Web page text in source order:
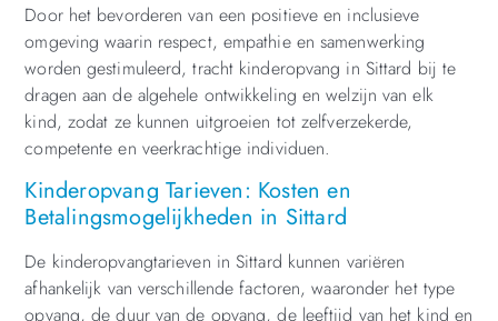
Door het bevorderen van een positieve en inclusieve
omgeving waarin respect, empathie en samenwerking
worden gestimuleerd, tracht kinderopvang in Sittard bij te
dragen aan de algehele ontwikkeling en welzijn van elk
kind, zodat ze kunnen uitgroeien tot zelfverzekerde,
competente en veerkrachtige individuen.
Kinderopvang Tarieven: Kosten en
Betalingsmogelijkheden in Sittard
De kinderopvangtarieven in Sittard kunnen variëren
afhankelijk van verschillende factoren, waaronder het type
opvang, de duur van de opvang, de leeftijd van het kind en